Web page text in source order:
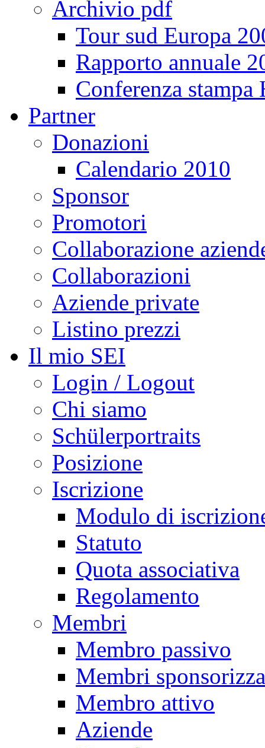
Archivio pdf
Tour sud Europa
Rapporto annuale
Conferenza
Partner
Donazioni
Calendario 2010
Sponsor
Promotori
Collaborazione
Collaborazioni
Aziende private
Listino prezzi
Il mio SEI
Login / Logout
Chi siamo
Schülerportraits
Posizione
Iscrizione
Modulo di
Statuto
Quota associativa
Regolamento
Membri
Membro passivo
Membri
Membro attivo
Aziende